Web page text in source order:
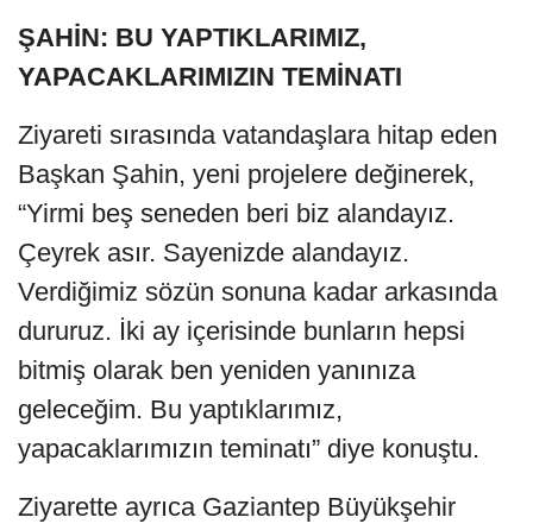
ŞAHİN: BU YAPTIKLARIMIZ,
YAPACAKLARIMIZIN TEMİNATI
Ziyareti sırasında vatandaşlara hitap eden
Başkan Şahin, yeni projelere değinerek,
“Yirmi beş seneden beri biz alandayız.
Çeyrek asır. Sayenizde alandayız.
Verdiğimiz sözün sonuna kadar arkasında
dururuz. İki ay içerisinde bunların hepsi
bitmiş olarak ben yeniden yanınıza
geleceğim. Bu yaptıklarımız,
yapacaklarımızın teminatı” diye konuştu.
Ziyarette ayrıca Gaziantep Büyükşehir